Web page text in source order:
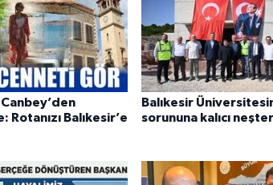
Rotanızı Balıkesir’e
Balıkesir
sorununa kalıcı neşter